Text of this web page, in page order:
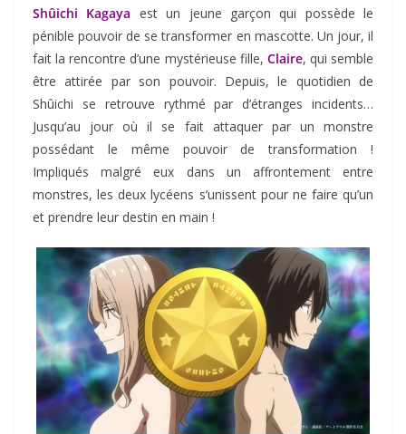
Shûichi Kagaya est un jeune garçon qui possède le
pénible pouvoir de se transformer en mascotte. Un jour, il
fait la rencontre d’une mystérieuse fille, Claire, qui semble
être attirée par son pouvoir. Depuis, le quotidien de
Shûichi se retrouve rythmé par d’étranges incidents…
Jusqu’au jour où il se fait attaquer par un monstre
possédant le même pouvoir de transformation !
Impliqués malgré eux dans un affrontement entre
monstres, les deux lycéens s’unissent pour ne faire qu’un
et prendre leur destin en main !